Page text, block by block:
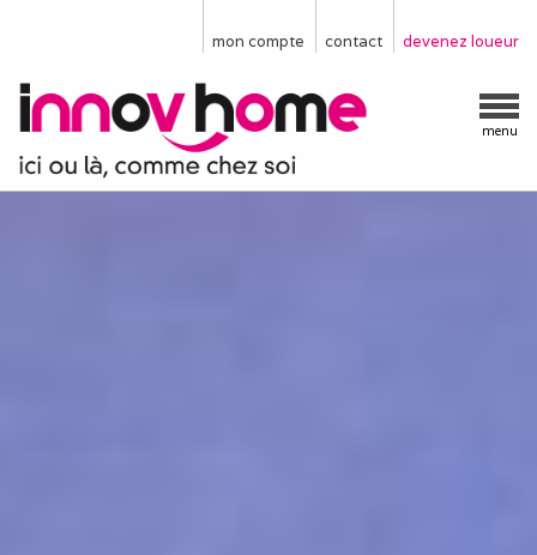
devenez loueur
contact
mon compte
menu